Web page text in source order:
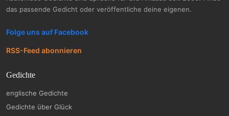
das passende Gedicht oder veröffentliche deine eigenen.
Folge uns auf Facebook
RSS-Feed abonnieren
Gedichte
englische Gedichte
Gedichte über Glück